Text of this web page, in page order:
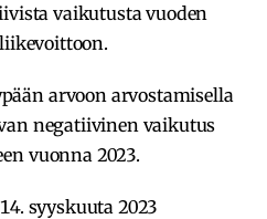
vaikutusta vuoden
arvoon arvostamisella
negatiivinen vaikutus
vuonna 2023.
syyskuuta 2023